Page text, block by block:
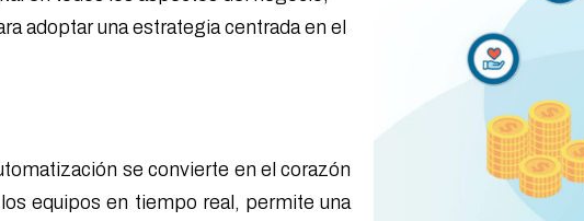
adoptar una estrategia centrada en el
se convierte en el corazón
equipos en tiempo real, permite una